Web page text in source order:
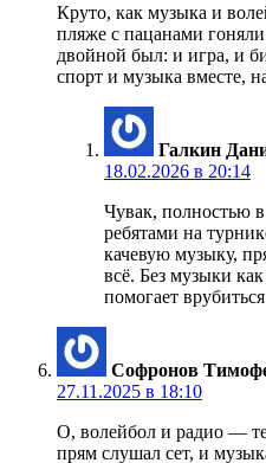
Круто, как музыка и
пляже с пацанами
двойной был: и игра, и
спорт и музыка вместе,
Галкин
18.02.2026 в 20:14
Чувак, полностью
ребятами на
качевую музыку,
всё. Без музыки как
помогает
Софронов
27.11.2025 в 18:10
О, волейбол и радио —
прям слушал сет, и